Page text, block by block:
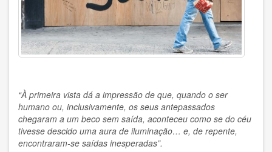
AUTOR
Ildefonso Hernández Silva
Angélica Soler
Boris Koval
C Braulio
“À primeira vista dá a impressão de que, quando o ser
humano ou, inclusivamente, os seus antepassados
chegaram a um beco sem saída, aconteceu como se do céu
tivesse descido uma aura de iluminação… e, de repente,
encontraram-se saídas inesperadas”.